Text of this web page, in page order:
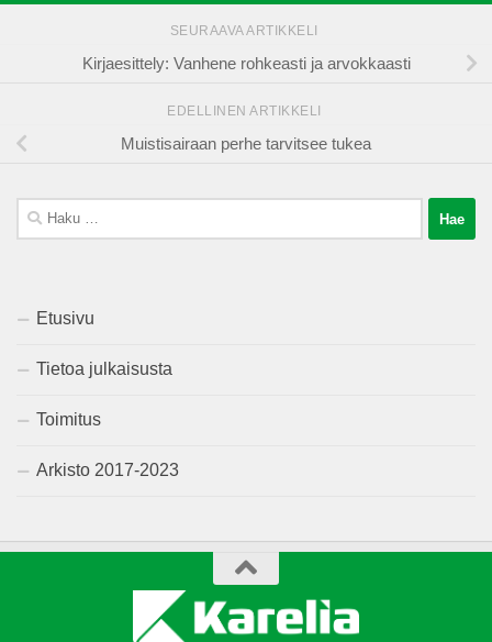
SEURAAVA ARTIKKELI
Kirjaesittely: Vanhene rohkeasti ja arvokkaasti
EDELLINEN ARTIKKELI
Muistisairaan perhe tarvitsee tukea
Haku:
Etusivu
Tietoa julkaisusta
Toimitus
Arkisto 2017-2023